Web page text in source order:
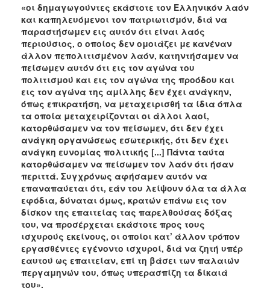
«οι δημαγωγούντες εκάστοτε τον Ελληνικόν λαόν
και καπηλευόμενοι τον πατριωτισμόν, διά να
παραστήσωμεν εις αυτόν ότι είναι λαός
περιούσιος, ο οποίος δεν ομοιάζει με κανέναν
άλλον πεπολιτισμένον λαόν, κατηντήσαμεν να
πείσωμεν αυτόν ότι εις τον αγώνα του
πολιτισμού και εις τον αγώνα της προόδου και
εις τον αγώνα της αμίλλης δεν έχει ανάγκην,
όπως επικρατήση, να μεταχειρισθή τα ίδια όπλα
τα οποία μεταχειρίζονται οι άλλοι λαοί,
κατορθώσαμεν να τον πείσωμεν, ότι δεν έχει
ανάγκη οργανώσεως εσωτερικής, ότι δεν έχει
ανάγκη ευνομίας πολιτικής [...] Πάντα ταύτα
κατορθώσαμεν να πείσωμεν τον λαόν ότι ήσαν
περιττά. Συγχρόνως αφήσαμεν αυτόν να
επαναπαύεται ότι, εάν του λείψουν όλα τα άλλα
εφόδια, δύναται όμως, κρατών επάνω εις τον
δίσκον της επαιτείας τας παρελθούσας δόξας
του, να προσέρχεται εκάστοτε προς τους
ισχυρούς εκείνους, οι οποίοι κατ’ άλλον τρόπον
εργασθέντες εγένοντο ισχυροί, διά να ζητή υπέρ
εαυτού ως επαιτείαν, επί τη βάσει των παλαιών
περγαμηνών του, όπως υπερασπίζη τα δίκαιά
του».